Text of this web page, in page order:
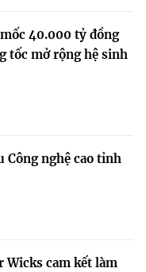
40.000 tỷ đồng
tốc mở rộng hệ sinh
Công nghệ cao tỉnh
Wicks cam kết làm